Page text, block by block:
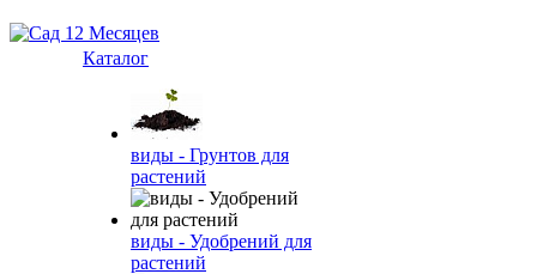
Каталог
виды - Грунтов для
растений
виды - Удобрений для
растений